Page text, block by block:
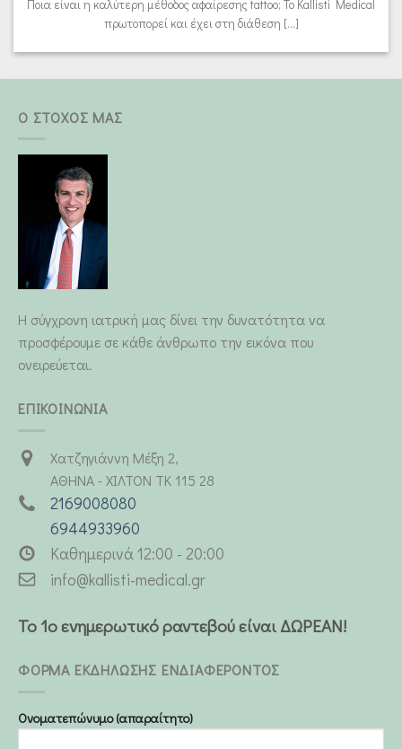
Ο ΣΤΟΧΟΣ ΜΑΣ
Η σύγχρονη ιατρική μας δίνει την δυνατότητα να
προσφέρουμε σε κάθε άνθρωπο την εικόνα που
ονειρεύεται.
ΕΠΙΚΟΙΝΩΝΙΑ
Χατζηγιάννη Μέξη 2,
ΑΘΗΝΑ - ΧΙΛΤΟΝ ΤΚ 115 28
2169008080
6944933960
Καθημερινά 12:00 - 20:00
info@kallisti-medical.gr
Το 1ο ενημερωτικό ραντεβού είναι ΔΩΡΕΑΝ!
ΦΟΡΜΑ ΕΚΔΗΛΩΣΗΣ ΕΝΔΙΑΦΕΡΟΝΤΟΣ
Ονοματεπώνυμο (απαραίτητο)
Ποια είναι η καλύτερη μέθοδος αφαίρεσης tattoo; Το Kallisti Medical
πρωτοπορεί και έχει στη διάθεση [...]